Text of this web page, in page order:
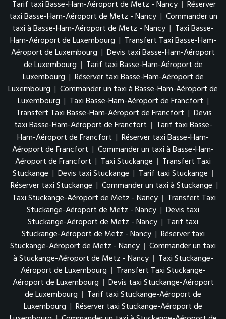
Tarif taxi Basse-Ham-Aéroport de Metz - Nancy | Réserver
taxi Basse-Ham-Aéroport de Metz - Nancy | Commander un
taxi à Basse-Ham-Aéroport de Metz - Nancy | Taxi Basse-
Ham-Aéroport de Luxembourg | Transfert Taxi Basse-Ham-
Aéroport de Luxembourg | Devis taxi Basse-Ham-Aéroport
de Luxembourg | Tarif taxi Basse-Ham-Aéroport de
Luxembourg | Réserver taxi Basse-Ham-Aéroport de
Luxembourg | Commander un taxi à Basse-Ham-Aéroport de
Luxembourg | Taxi Basse-Ham-Aéroport de Francfort |
Transfert Taxi Basse-Ham-Aéroport de Francfort | Devis
taxi Basse-Ham-Aéroport de Francfort | Tarif taxi Basse-
Ham-Aéroport de Francfort | Réserver taxi Basse-Ham-
Aéroport de Francfort | Commander un taxi à Basse-Ham-
Aéroport de Francfort | Taxi Stuckange | Transfert Taxi
Stuckange | Devis taxi Stuckange | Tarif taxi Stuckange |
Réserver taxi Stuckange | Commander un taxi à Stuckange |
Taxi Stuckange-Aéroport de Metz - Nancy | Transfert Taxi
Stuckange-Aéroport de Metz - Nancy | Devis taxi
Stuckange-Aéroport de Metz - Nancy | Tarif taxi
Stuckange-Aéroport de Metz - Nancy | Réserver taxi
Stuckange-Aéroport de Metz - Nancy | Commander un taxi
à Stuckange-Aéroport de Metz - Nancy | Taxi Stuckange-
Aéroport de Luxembourg | Transfert Taxi Stuckange-
Aéroport de Luxembourg | Devis taxi Stuckange-Aéroport
de Luxembourg | Tarif taxi Stuckange-Aéroport de
Luxembourg | Réserver taxi Stuckange-Aéroport de